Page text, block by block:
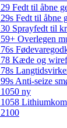
Fedt til åbne
Fedt til åbne
Sprayfedt til
Overlegen
Kæde og
Anti-seize
ny